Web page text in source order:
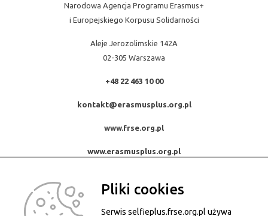
Narodowa Agencja Programu Erasmus+
i Europejskiego Korpusu Solidarności
Aleje Jerozolimskie 142A
02-305 Warszawa
+48 22 463 10 00
kontakt@erasmusplus.org.pl
www.frse.org.pl
www.erasmusplus.org.pl
Pliki cookies
Serwis selfieplus.frse.org.pl używa